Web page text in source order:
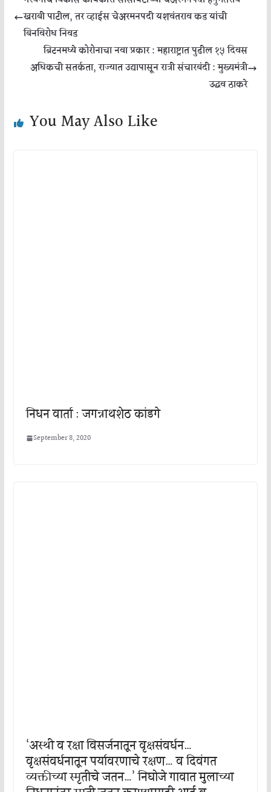
खराबी पाटील, तर व्हाईस चेअरमनपदी यशवंतराव कड यांची
बिनविरोध निवड
ब्रिटनमध्ये कोरोनाचा नवा प्रकार : महाराष्ट्रात पुढील १५ दिवस
अधिकची सतर्कता, राज्यात उद्यापासून रात्री संचारबंदी : मुख्यमंत्री
उद्धव ठाकरे
You May Also Like
निधन वार्ता : जगन्नाथशेठ कांडगे
September 8, 2020
‘अस्थी व रक्षा विसर्जनातून वृक्षसंवर्धन…
वृक्षसंवर्धनातून पर्यावरणाचे रक्षण… व दिवंगत
व्यक्तीच्या स्मृतीचे जतन…’ निघोजे गावात मुलाच्या